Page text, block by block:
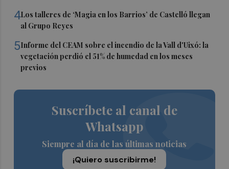
4Los talleres de ‘Magia en los Barrios’ de Castelló llegan
al Grupo Reyes
5Informe del CEAM sobre el incendio de la Vall d'Uixó: la
vegetación perdió el 51% de humedad en los meses
previos
Suscríbete al canal de
Whatsapp
Siempre al día de las últimas noticias
¡Quiero suscribirme!